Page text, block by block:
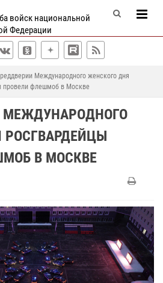
войск национальной
Федерации
Международного женского дня
провели флешмоб в Москве
МЕЖДУНАРОДНОГО
В МОСКВЕ